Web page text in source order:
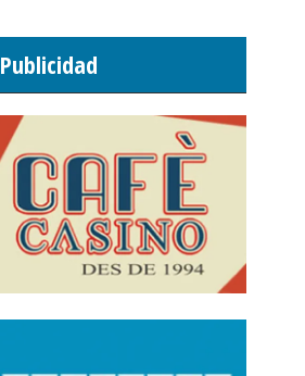
Publicidad